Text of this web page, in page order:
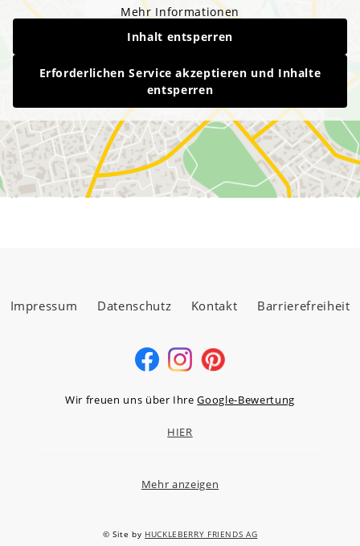
Mehr Informationen
Inhalt entsperren
Erforderlichen Service akzeptieren und Inhalte
entsperren
Impressum Datenschutz Kontakt Barrierefreiheit
Wir freuen uns über IhreGoogle-Bewertung
HIER
Niederstedter Weg 13A – 17, 61348 Bad Homburg v.d.H.
Mehr anzeigen
© Site by HUCKLEBERRY FRIENDS AG